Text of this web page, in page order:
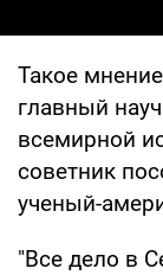
Такое
главный
всемирной
советник
ученый-
"Все дело в